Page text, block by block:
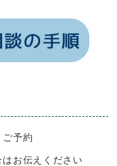
予約
お伝えください